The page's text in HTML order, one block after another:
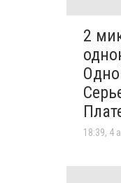
2
18:39, 4